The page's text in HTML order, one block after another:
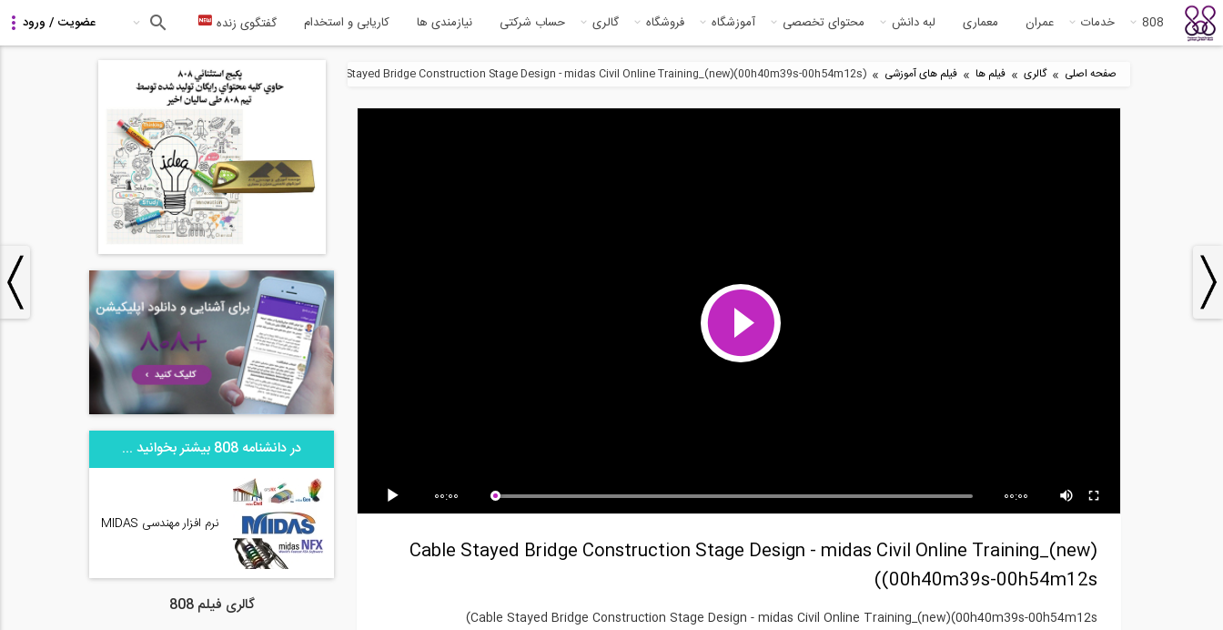
808 خدمات عمران معماری لبه دانش محتوای تخصصی آموزشگاه فروشگاه گالری حساب شرکتی نیازمندی ها کاریابی و استخدام گفتگوی زنده
صفحه اصلی » گالری » فیلم ها » فیلم های آموزشی »
Cable Stayed Bridge Construction Stage Design - midas Civil Online Training_(new)(00h40m39s-00h54m12s)
00:00 00:00
Cable Stayed Bridge Construction Stage Design - midas Civil Online Training_(new)
(00h40m39s-00h54m12s)
Cable Stayed Bridge Construction Stage Design - midas Civil Online Training_(new)(00h40m39s-00h54m12s)
در دانشنامه 808 بیشتر بخوانید ...
نرم افزار مهندسی MIDAS
گالری فیلم 808